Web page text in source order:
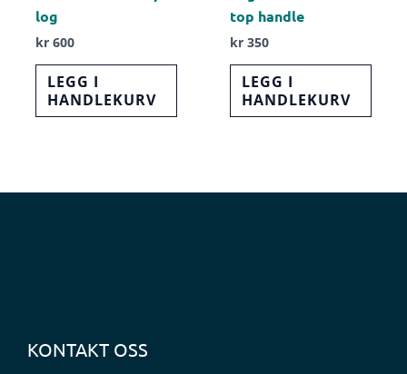
log
kr 600
LEGG I
HANDLEKURV
top handle
kr 350
LEGG I
HANDLEKURV
KONTAKT OSS